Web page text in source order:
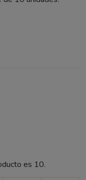
es 10.